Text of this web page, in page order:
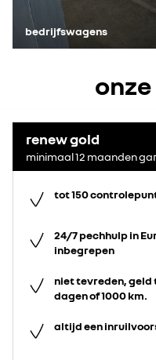
bedrijfswagens
renew gold
minimaal 12 maanden
tot 150
24/7 pechhulp in
inbegrepen
niet tevreden, geld
dagen of 1000 km.
altijd een